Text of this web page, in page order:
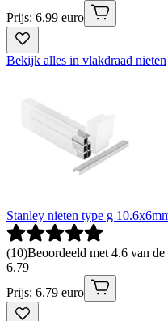
Prijs: 6.99 euro
Bekijk alles in vlakdraad nieten
Stanley nieten type g
(10)Beoordeeld met 4.6 van
6.79
Prijs: 6.79 euro